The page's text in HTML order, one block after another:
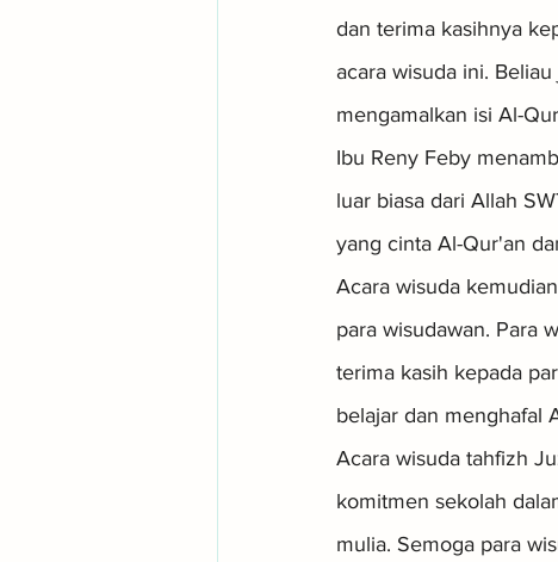
dan terima kasihnya
acara wisuda ini.
mengamalkan isi Al-
Ibu Reny Feby
luar biasa dari Allah
yang cinta Al-Qur'an
Acara wisuda
para wisudawan. Para
terima kasih kepada
belajar dan menghafal
Acara wisuda tahfizh
komitmen sekolah
mulia. Semoga para